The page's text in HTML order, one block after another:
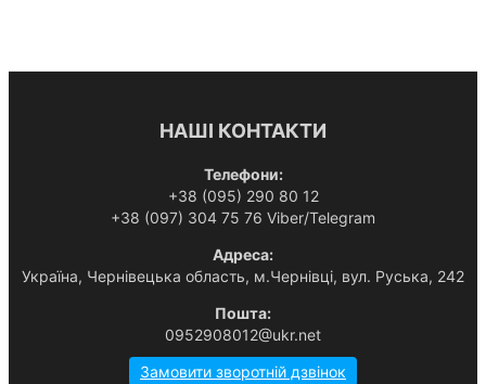
НАШІ КОНТАКТИ
Телефони:
+38 (095) 290 80 12
+38 (097) 304 75 76 Viber/Telegram
Адреса:
Українa, Чернівецька область, м.Чернівці, вул. Руська, 242
Пошта:
0952908012@ukr.net
Замовити зворотній дзвінок